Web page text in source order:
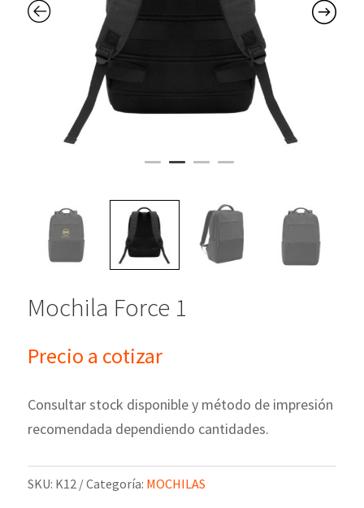
Mochila Force 1
Precio a cotizar
Consultar stock disponible y método de impresión
recomendada dependiendo cantidades.
SKU: K12 Categoría: MOCHILAS